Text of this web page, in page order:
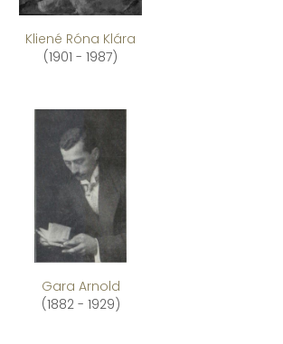
Kliené Róna Klára
(1901 - 1987)
Gara Arnold
(1882 - 1929)